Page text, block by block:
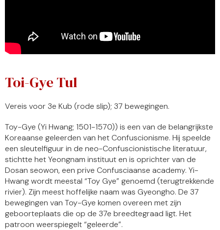
Toi-Gye Tul
Vereis voor 3e Kub (rode slip); 37 bewegingen.
Toy-Gye (Yi Hwang; 1501-1570)) is een van de belangrijkste
Koreaanse geleerden van het Confuscionisme. Hij speelde
een sleutelfiguur in de neo-Confuscionistische literatuur,
stichtte het Yeongnam instituut en is oprichter van de
Dosan seowon, een prive Confusciaanse academy. Yi-
Hwang wordt meestal “Toy Gye” genoemd (terugtrekkende
rivier). Zijn meest hoffelijke naam was Gyeongho. De 37
bewegingen van Toy-Gye komen overeen met zijn
geboorteplaats die op de 37e breedtegraad ligt. Het
patroon weerspiegelt “geleerde”.